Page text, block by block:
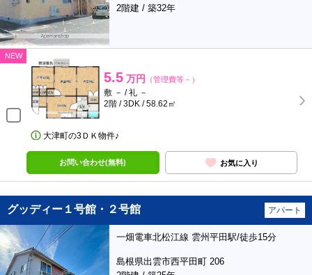
2階建 / 築32年
NEW
5.5 万円 （管理費等－）
敷 － / 礼 －
2階 / 3DK / 58.62㎡
大津町の3ＤＫ物件♪
お問い合わせ(無料) お気に入り
グッディー１号館・２号館 アパート
一畑電車北松江線 雲州平田駅/徒歩15分
島根県出雲市西平田町 206